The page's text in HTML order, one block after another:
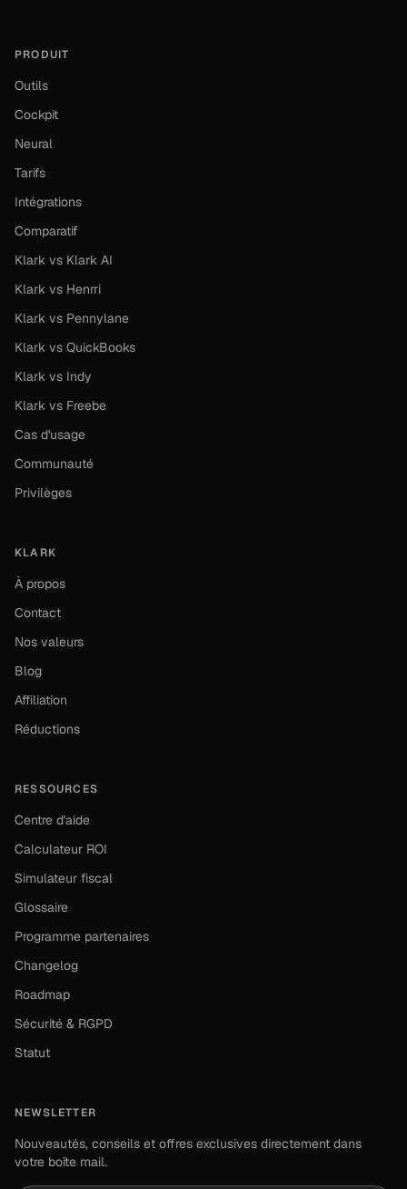
PRODUIT
Outils
Cockpit
Neural
Tarifs
Intégrations
Comparatif
Klark vs Klark AI
Klark vs Henrri
Klark vs Pennylane
Klark vs QuickBooks
Klark vs Indy
Klark vs Freebe
Cas d'usage
Communauté
Privilèges
KLARK
À propos
Contact
Nos valeurs
Blog
Affiliation
Réductions
RESSOURCES
Centre d'aide
Calculateur ROI
Simulateur fiscal
Glossaire
Programme partenaires
Changelog
Roadmap
Sécurité & RGPD
Statut
NEWSLETTER
Nouveautés, conseils et offres exclusives directement dans
votre boîte mail.